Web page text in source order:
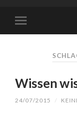
Wissen
24/07/2015 /